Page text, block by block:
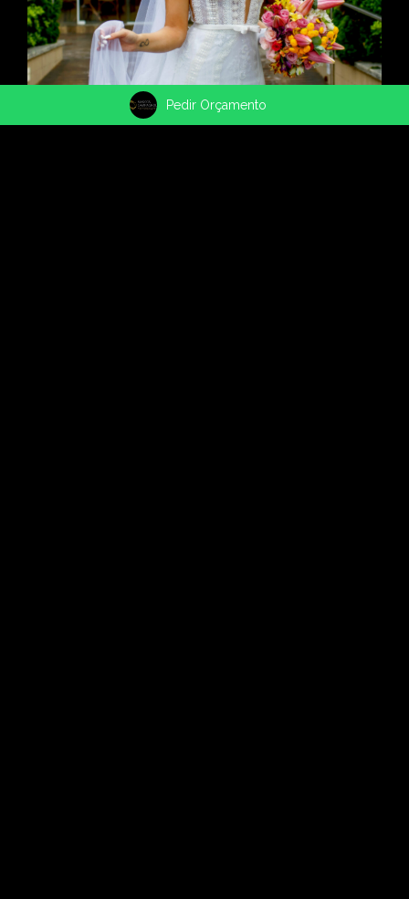
Pedir Orçamento